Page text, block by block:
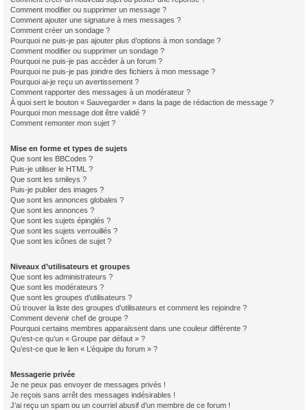
Comment modifier ou supprimer un message ?
Comment ajouter une signature à mes messages ?
Comment créer un sondage ?
Pourquoi ne puis-je pas ajouter plus d’options à mon sondage ?
Comment modifier ou supprimer un sondage ?
Pourquoi ne puis-je pas accéder à un forum ?
Pourquoi ne puis-je pas joindre des fichiers à mon message ?
Pourquoi ai-je reçu un avertissement ?
Comment rapporter des messages à un modérateur ?
À quoi sert le bouton « Sauvegarder » dans la page de rédaction de message ?
Pourquoi mon message doit être validé ?
Comment remonter mon sujet ?
Mise en forme et types de sujets
Que sont les BBCodes ?
Puis-je utiliser le HTML ?
Que sont les smileys ?
Puis-je publier des images ?
Que sont les annonces globales ?
Que sont les annonces ?
Que sont les sujets épinglés ?
Que sont les sujets verrouillés ?
Que sont les icônes de sujet ?
Niveaux d’utilisateurs et groupes
Que sont les administrateurs ?
Que sont les modérateurs ?
Que sont les groupes d’utilisateurs ?
Où trouver la liste des groupes d’utilisateurs et comment les rejoindre ?
Comment devenir chef de groupe ?
Pourquoi certains membres apparaissent dans une couleur différente ?
Qu’est-ce qu’un « Groupe par défaut » ?
Qu’est-ce que le lien « L’équipe du forum » ?
Messagerie privée
Je ne peux pas envoyer de messages privés !
Je reçois sans arrêt des messages indésirables !
J’ai reçu un spam ou un courriel abusif d’un membre de ce forum !